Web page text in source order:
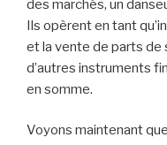
Publié
5 mai 2023
Le métier
: tout ce